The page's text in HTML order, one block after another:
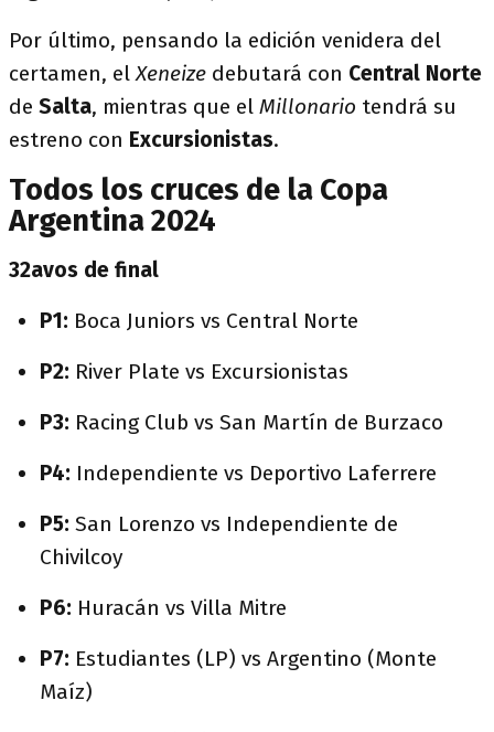
Por último, pensando la edición venidera del
certamen, elXeneize debutará con Central Norte
de Salta, mientras que el Millonario tendrá su
estreno con Excursionistas.
Todos los cruces de la Copa
Argentina 2024
32avos de final
P1: Boca Juniors vs Central Norte
P2: River Plate vs Excursionistas
P3: Racing Club vs San Martín de Burzaco
P4: Independiente vs Deportivo Laferrere
P5: San Lorenzo vs Independiente de
Chivilcoy
P6: Huracán vs Villa Mitre
P7: Estudiantes (LP) vs Argentino (Monte
Maíz)